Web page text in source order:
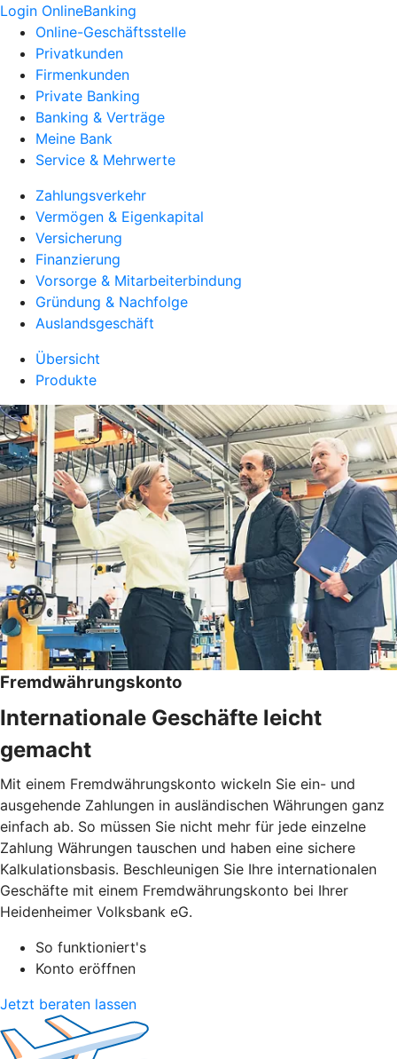
Login OnlineBanking
Online-Geschäftsstelle
Privatkunden
Firmenkunden
Private Banking
Banking & Verträge
Meine Bank
Service & Mehrwerte
Zahlungsverkehr
Vermögen & Eigenkapital
Versicherung
Finanzierung
Vorsorge & Mitarbeiterbindung
Gründung & Nachfolge
Auslandsgeschäft
Übersicht
Produkte
Fremdwährungskonto
Internationale Geschäfte leicht
gemacht
Mit einem Fremdwährungskonto wickeln Sie ein- und
ausgehende Zahlungen in ausländischen Währungen ganz
einfach ab. So müssen Sie nicht mehr für jede einzelne
Zahlung Währungen tauschen und haben eine sichere
Kalkulationsbasis. Beschleunigen Sie Ihre internationalen
Geschäfte mit einem Fremdwährungskonto bei Ihrer
Heidenheimer Volksbank eG.
So funktioniert's
Konto eröffnen
Jetzt beraten lassen